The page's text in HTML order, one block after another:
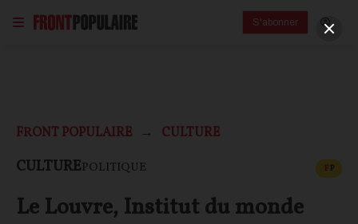
S'abonner
FRONT POPULAIRE CULTURE
CULTUREPOLITIQUE FP
Le Louvre, Institut du monde